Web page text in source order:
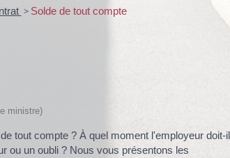
> Solde de tout compte
ministre)
tout compte ? À quel moment l'employeur doit-il
ou un oubli ? Nous vous présentons les